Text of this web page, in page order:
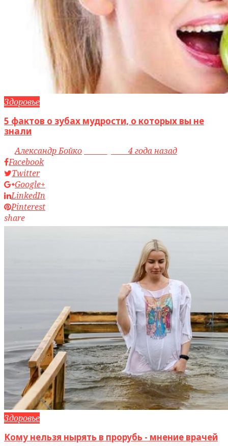
Здоровье
5 фактов о зубах мудрости, о которых вы не
знали
byАлександр Бойко
4 года назад
Facebook
Twitter
Google+
LinkedIn
Pinterest
share
Здоровье
Кому нельзя нырять в прорубь - мнение врачей